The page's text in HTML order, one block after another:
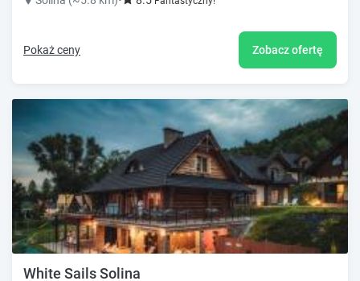
Pokaż ceny Zobacz ofertę
White Sails Solina